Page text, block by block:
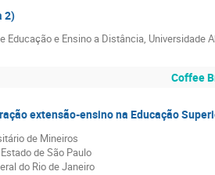
2)
e Ensino a Distância, Universidade
Coffee
extensão-ensino na Educação
de Mineiros
de São Paulo
do Rio de Janeiro